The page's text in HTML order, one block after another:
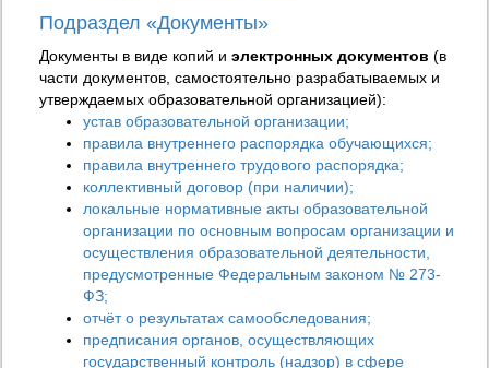
Подраздел «Документы»
Документы в виде копий и электронных документов (в
части документов, самостоятельно разрабатываемых и
утверждаемых образовательной организацией):
устав образовательной организации;
правила внутреннего распорядка обучающихся;
правила внутреннего трудового распорядка;
коллективный договор (при наличии);
локальные нормативные акты образовательной
организации по основным вопросам организации и
осуществления образовательной деятельности,
предусмотренные Федеральным законом № 273-
ФЗ;
отчёт о результатах самообследования;
предписания органов, осуществляющих
государственный контроль (надзор) в сфере